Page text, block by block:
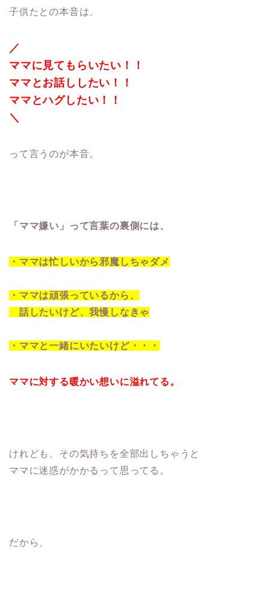
子供たとの本音は、
／
ママに見てもらいたい！！
ママとお話ししたい！！
ママとハグしたい！！
＼
って言うのが本音。
「ママ嫌い」って言葉の裏側には、
・ママは忙しいから邪魔しちゃダメ
・ママは頑張っているから、
話したいけど、我慢しなきゃ
・ママと一緒にいたいけど・・・
ママに対する暖かい想いに溢れてる。
けれども、その気持ちを全部出しちゃうと
ママに迷惑がかかるって思ってる。
だから、